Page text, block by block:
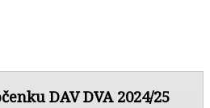
DAV DVA 2024/25